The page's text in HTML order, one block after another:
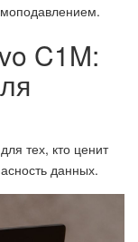
C1M:
тех, кто ценит
данных.